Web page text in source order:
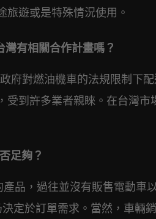
旅遊或是特殊情況使用。
有相關合作計畫嗎？
府對燃油機車的法規限制下
到許多業者親睞。在台灣
足夠？
品，過往並沒有販售電動車
定於訂單需求。當然，車輛